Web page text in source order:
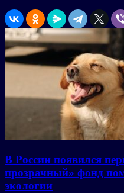
В России появился
прозрачный» фонд
экологии